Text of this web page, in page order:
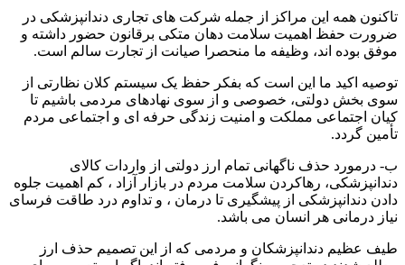
تاکنون همه این مراکز از جمله شرکت های تجاری دندانپزشکی در
ضرورت حفظ اهمیت سلامت دهان متکی برقانون حضور داشته و
موفق بوده اند، وظیفه ما منحصرا صیانت از تجارت سالم است.
توصیه اکید ما این است که بفکر حفظ یک سیستم کلان نظارتی از
سوی بخش دولتی، خصوصی و از سوی نهادهای مردمی باشیم تا
کیان اجتماعی مملکت و امنیت زندگی حرفه ای و اجتماعی مردم
تأمین گردد.
ب- درمورد حذف ناگهانی تمام ارز دولتی از واردات کالای
دندانپزشکی، رهاکردن سلامت مردم در بازار آزاد ، کم اهمیت جلوه
دادن دندانپزشکی از پیشگیری تا درمان ، و تداوم درد طاقت فرسای
نیاز درمانی هر انسان می باشد.
طیف عظیم دندانپزشکان و مردمی که از این تصمیم حذف ارز